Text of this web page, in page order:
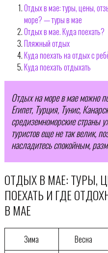
Отдых в мае: туры, цены,
море? — туры в мае
Отдых в мае. Куда поехать?
Пляжный отдых
Куда поехать на отдых с
Куда поехать отдыхать
Отдых на море в мае можно
Египет, Турция, Тунис,
средиземноморские страны
туристов еще не так велик,
насладитесь спокойным,
ОТДЫХ В МАЕ: ТУРЫ,
ПОЕХАТЬ И ГДЕ
В МАЕ
Зима Весна